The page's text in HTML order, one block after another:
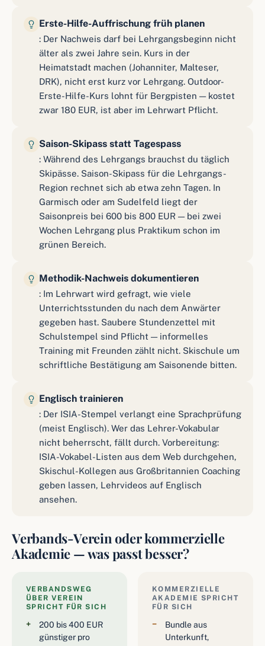
Erste-Hilfe-Auffrischung früh planen
: Der Nachweis darf bei Lehrgangsbeginn nicht
älter als zwei Jahre sein. Kurs in der
Heimatstadt machen (Johanniter, Malteser,
DRK), nicht erst kurz vor Lehrgang. Outdoor-
Erste-Hilfe-Kurs lohnt für Bergpisten — kostet
zwar 180 EUR, ist aber im Lehrwart Pflicht.
Saison-Skipass statt Tagespass
: Während des Lehrgangs brauchst du täglich
Skipässe. Saison-Skipass für die Lehrgangs-
Region rechnet sich ab etwa zehn Tagen. In
Garmisch oder am Sudelfeld liegt der
Saisonpreis bei 600 bis 800 EUR — bei zwei
Wochen Lehrgang plus Praktikum schon im
grünen Bereich.
Methodik-Nachweis dokumentieren
: Im Lehrwart wird gefragt, wie viele
Unterrichtsstunden du nach dem Anwärter
gegeben hast. Saubere Stundenzettel mit
Schulstempel sind Pflicht — informelles
Training mit Freunden zählt nicht. Skischule um
schriftliche Bestätigung am Saisonende bitten.
Englisch trainieren
: Der ISIA-Stempel verlangt eine Sprachprüfung
(meist Englisch). Wer das Lehrer-Vokabular
nicht beherrscht, fällt durch. Vorbereitung:
ISIA-Vokabel-Listen aus dem Web durchgehen,
Skischul-Kollegen aus Großbritannien Coaching
geben lassen, Lehrvideos auf Englisch
ansehen.
Verbands-Verein oder kommerzielle
Akademie — was passt besser?
VERBANDSWEG
ÜBER VEREIN
SPRICHT FÜR SICH
200 bis 400 EUR
günstiger pro
KOMMERZIELLE
AKADEMIE SPRICHT
FÜR SICH
Bundle aus
Unterkunft,